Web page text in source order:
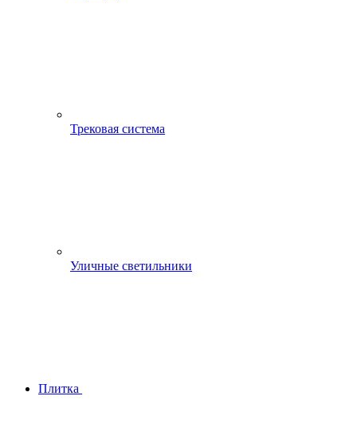
Трековая система
Уличные светильники
Плитка